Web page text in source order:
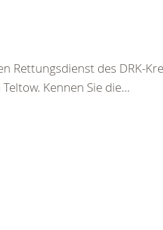
Rettungsdienst des DRK-
Kennen Sie die...